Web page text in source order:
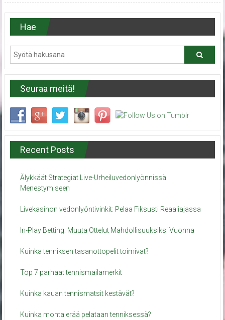
Hae
Seuraa meitä!
Recent Posts
Älykkäät Strategiat Live-Urheiluvedonlyönnissä
Menestymiseen
Livekasinon vedonlyöntivinkit: Pelaa Fiksusti Reaaliajassa
In-Play Betting: Muuta Ottelut Mahdollisuuksiksi Vuonna
Kuinka tenniksen tasanottopelit toimivat?
Top 7 parhaat tennismailamerkit
Kuinka kauan tennismatsit kestävät?
Kuinka monta erää pelataan tenniksessä?